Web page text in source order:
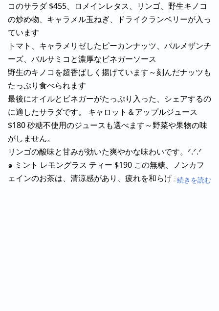
コのサラダ $455、ロメインレタス、リンゴ、野生キノコ
の炒め物、キャラメル玉ねぎ、ドライクランベリーが入っ
ています
トマト、キャラメリゼしたピーカンナッツ、パルメザンチ
ーズ、バルサミコと濃厚なビネガーソース
野生のキノコを超香ばしく揚げています～刻んだナッツも
たっぷり食べられます
最後にオイルとビネガーがたっぷり入った、シェアするの
に適したサラダです。 キャロット＆アップルジュース
$180 砂糖不使用のジュースも選べます～野菜や果物の味
がしません。
リンゴの酸味と甘みが効いた爽やかな味わいです。ᐟ.ᐟ.ᐟ
๑ ミント レモングラス ティー $190 この無糖、ノンカフ
ェインのお茶は、清涼感があり、疲れを和らげます。
続きを読む